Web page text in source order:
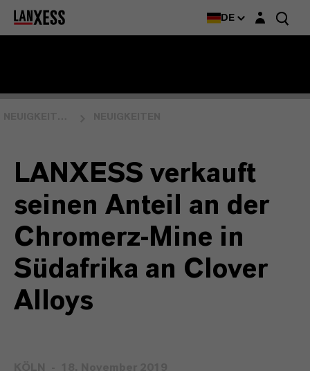
DE Login-Maske
LANXESS verkauft
seinen Anteil an der
Chromerz-Mine in
Südafrika an Clover
Alloys